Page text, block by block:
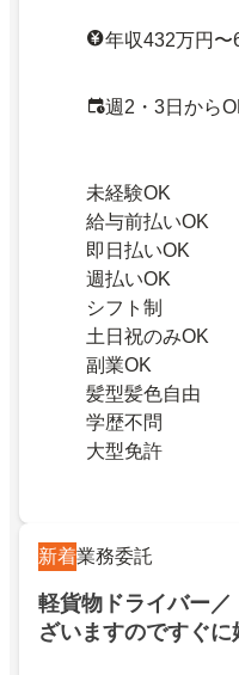
年収432万円〜
週2・3日から
未経験OK
給与前払いOK
即日払いOK
週払いOK
シフト制
土日祝のみOK
副業OK
髪型髪色自由
学歴不問
大型免許
新着業務委託
軽貨物ドライバー
ざいますのですぐ